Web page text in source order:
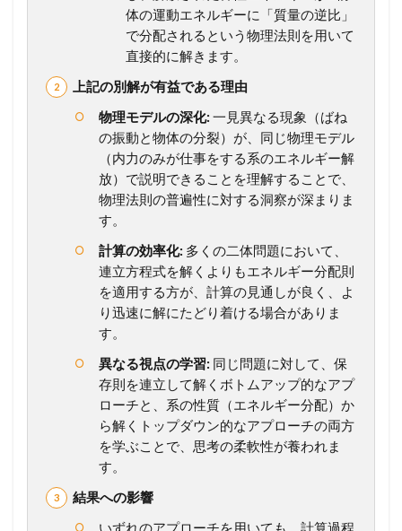
【
問
題
の
確
認
ま
ず
は
問
題
文
を
っ
か
体の運動エネルギーに「質量の逆比」
で分配されるという物理法則を用いて
直接的に解きます。
上記の別解が有益である理由
物理モデルの深化: 一見異なる現象（ばね
の振動と物体の分裂）が、同じ物理モデル
（内力のみが仕事をする系のエネルギー解
放）で説明できることを理解することで、
物理法則の普遍性に対する洞察が深まりま
す。
計算の効率化: 多くの二体問題において、
連立方程式を解くよりもエネルギー分配則
を適用する方が、計算の見通しが良く、よ
り迅速に解にたどり着ける場合がありま
す。
異なる視点の学習: 同じ問題に対して、保
存則を連立して解くボトムアップ的なアプ
ローチと、系の性質（エネルギー分配）か
ら解くトップダウン的なアプローチの両方
を学ぶことで、思考の柔軟性が養われま
す。
結果への影響
いずれのアプローチを用いても、計算過程